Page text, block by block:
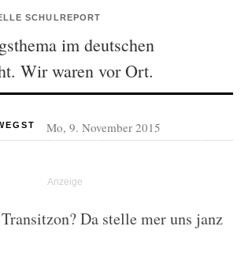
SCHULREPORT
im deutschen
Wir waren vor Ort.
Mo, 9. November 2015
Da stelle mer uns janz